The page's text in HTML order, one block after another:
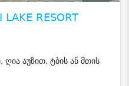
RESORT
ღია აუზით, ტბის ან მთის